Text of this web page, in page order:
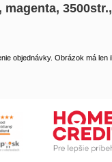
objednávky. Obrázok má len